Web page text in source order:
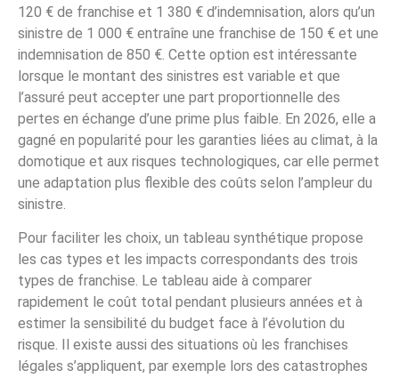
120 € de franchise et 1 380 € d’indemnisation, alors qu’un
sinistre de 1 000 € entraîne une franchise de 150 € et une
indemnisation de 850 €. Cette option est intéressante
lorsque le montant des sinistres est variable et que
l’assuré peut accepter une part proportionnelle des
pertes en échange d’une prime plus faible. En 2026, elle a
gagné en popularité pour les garanties liées au climat, à la
domotique et aux risques technologiques, car elle permet
une adaptation plus flexible des coûts selon l’ampleur du
sinistre.
Pour faciliter les choix, un tableau synthétique propose
les cas types et les impacts correspondants des trois
types de franchise. Le tableau aide à comparer
rapidement le coût total pendant plusieurs années et à
estimer la sensibilité du budget face à l’évolution du
risque. Il existe aussi des situations où les franchises
légales s’appliquent, par exemple lors des catastrophes